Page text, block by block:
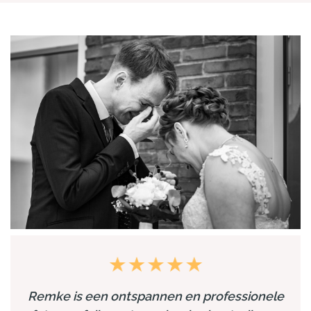
Remke is een ontspannen en professionele